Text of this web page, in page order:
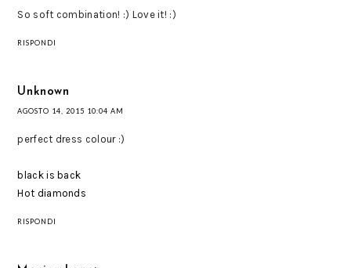
So soft combination! :) Love it! :)
RISPONDI
Unknown
AGOSTO 14, 2015 10:04 AM
perfect dress colour :)
black is back
Hot diamonds
RISPONDI